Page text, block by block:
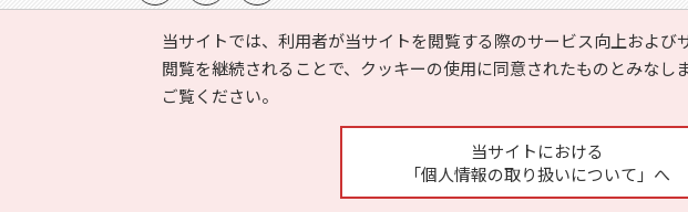
当サイトでは、利用者が当サイトを閲覧する際のサービス向上およ
閲覧を継続されることで、クッキーの使用に同意されたものとみなし
ご覧ください。
当サイトにおける
「個人情報の取り扱いについて」へ
Copyright ©